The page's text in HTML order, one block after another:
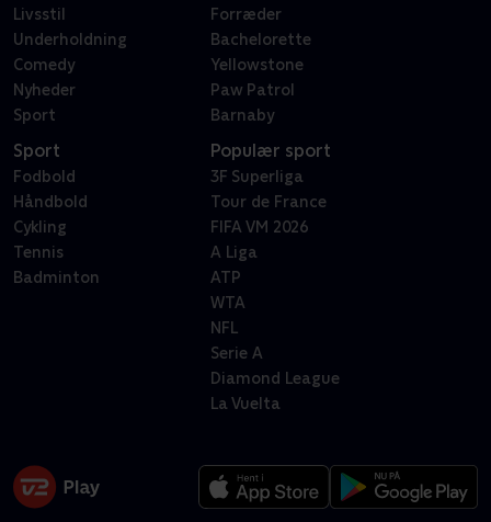
Livsstil
Underholdning
Comedy
Nyheder
Sport
Forræder
Bachelorette
Yellowstone
Paw Patrol
Barnaby
Sport
Fodbold
Håndbold
Cykling
Tennis
Badminton
Populær sport
3F Superliga
Tour de France
FIFA VM 2026
A Liga
ATP
WTA
NFL
Serie A
Diamond League
La Vuelta